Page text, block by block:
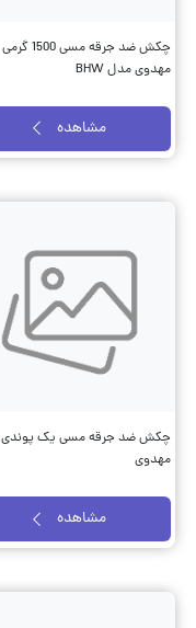
چکش ضد جرقه مسی 1500 گرمی
مهدوی مدل BHW
مشاهده
چکش ضد جرقه مسی یک پوندی
مهدوی
مشاهده